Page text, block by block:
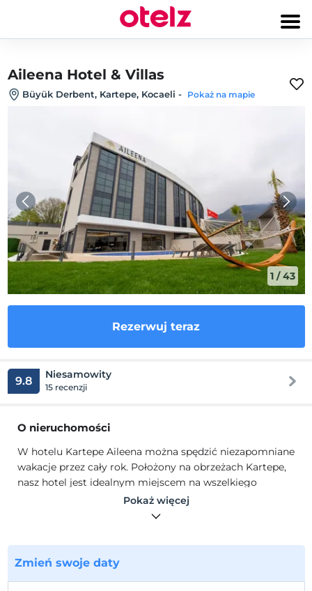
Aileena Hotel & Villas
Büyük Derbent, Kartepe, Kocaeli - Pokaż na mapie
1 /43
Rezerwuj teraz
9.8 Niesamowity
15 recenzji
O nieruchomości
W hotelu Kartepe Aileena można spędzić niezapomniane
wakacje przez cały rok. Położony na obrzeżach Kartepe,
nasz hotel jest idealnym miejscem na wszelkiego
rodzaju zajęcia sportowe, od pieszych wędrówek po
nietkniętych górskich krajobrazach latem po zapierające
Aileena Hotel & Wille znajdą również szeroki wybór spa i
wellness, piękno, wiele inspirowanych naturą. obsługa,
Pokaż więcej
Zmień swoje daty